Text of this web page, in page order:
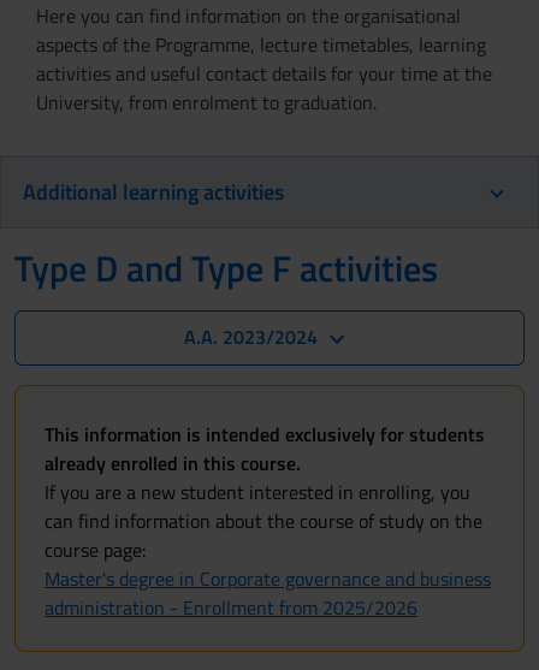
Here you can find information on the organisational
aspects of the Programme, lecture timetables, learning
activities and useful contact details for your time at the
University, from enrolment to graduation.
Additional learning activities
Type D and Type F activities
A.A. 2023/2024
This information is intended exclusively for students
already enrolled in this course.
If you are a new student interested in enrolling, you
can find information about the course of study on the
course page:
Master's degree in Corporate governance and business
administration - Enrollment from 2025/2026